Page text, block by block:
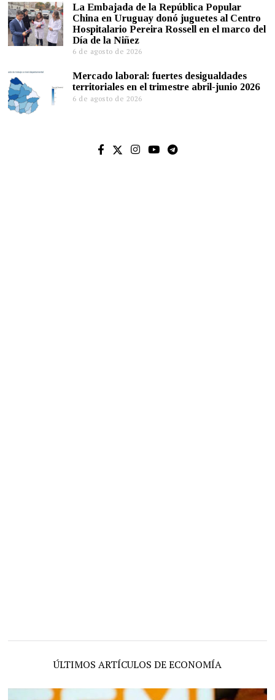
La Embajada de la República Popular
China en Uruguay donó juguetes al Centro
Hospitalario Pereira Rossell en el marco del
Día de la Niñez
6 de agosto de 2026
Mercado laboral: fuertes desigualdades
territoriales en el trimestre abril-junio 2026
6 de agosto de 2026
ÚLTIMOS ARTÍCULOS DE ECONOMÍA